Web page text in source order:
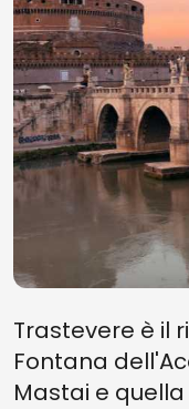
Trastevere è il
Fontana
Mastai e